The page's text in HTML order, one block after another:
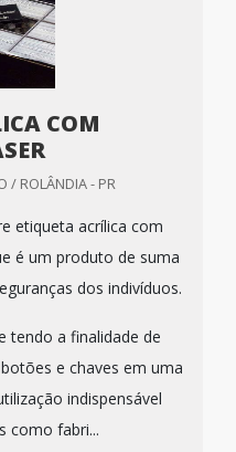
COM
/ ROLÂNDIA - PR
etiqueta acrílica com
é um produto de suma
dos indivíduos.
tendo a finalidade de
e chaves em uma
indispensável
como fabri...